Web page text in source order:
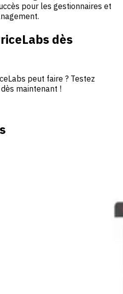
pour les gestionnaires et
dès
peut faire ? Testez
maintenant !